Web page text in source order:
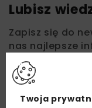
Lubisz
Zapisz się do
nas najlepsze
zaproszenia
dedykowane
Twoja